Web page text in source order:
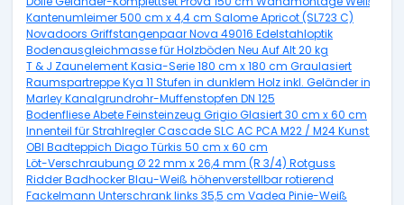
Kantenumleimer 500 cm x 4,4 cm Salome Apricot (SL723 C)
Novadoors Griffstangenpaar Nova 49016 Edelstahloptik
Bodenausgleichmasse für Holzböden Neu Auf Alt 20 kg
T & J Zaunelement Kasia-Serie 180 cm x 180 cm Graulasiert
Raumspartreppe Kya 11 Stufen in dunklem Holz inkl. Geländer in Grau
Marley Kanalgrundrohr-Muffenstopfen DN 125
Bodenfliese Abete Feinsteinzeug Grigio Glasiert 30 cm x 60 cm
Innenteil für Strahlregler Cascade SLC AC PCA M22 / M24 Kunststoff
OBI Badteppich Diago Türkis 50 cm x 60 cm
Löt-Verschraubung Ø 22 mm x 26,4 mm (R 3/4) Rotguss
Ridder Badhocker Blau-Weiß höhenverstellbar rotierend
Fackelmann Unterschrank links 35,5 cm Vadea Pinie-Weiß